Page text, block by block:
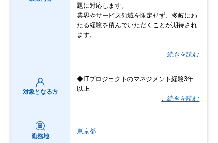
題に対応します。
業界やサービス領域を限定せず、多岐にわ
たる経験を積んでいただくことが期待され
ます。
…続きを読む
対象となる方
◆ITプロジェクトのマネジメント経験3年
以上
…続きを読む
勤務地
東京都